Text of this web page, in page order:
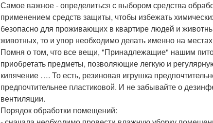
Самое важное - определиться с выбором средства
применением средств защиты, чтобы избежать
безопасно для проживающих в квартире людей и
животных, то и упор необходимо делать именно на
Помня о том, что все вещи, "Принадлежащие" нашим
приобретать предметы, позволяющие легкую и
кипячение …. То есть, резиновая игрушка
предпочтительнее пластиковой. И не забывайте о
вентиляции.
Порядок обработки помещений: